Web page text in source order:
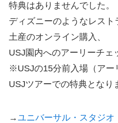
特典はありませんでした。
ディズニーのようなレス
土産のオンライン購入、
USJ園内へのアーリーチェ
※USJの15分前入場（アー
USJツアーでの特典となり
→ユニバーサル・スタジ